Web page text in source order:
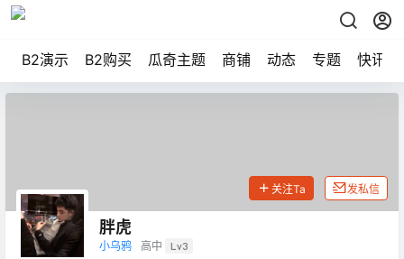
B2演示 B2购买 瓜奇主题 商铺 动态 专题 快讯
胖虎
小乌鸦 高中 Lv3
关注Ta 发私信